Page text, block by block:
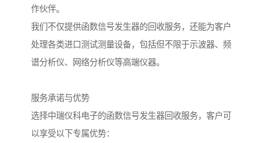
作伙伴。
我们不仅提供函数信号发生器的回收服务，还能为客户
处理各类进口测试测量设备，包括但不限于示波器、频
谱分析仪、网络分析仪等高端仪器。
服务承诺与优势
选择中瑞仪科电子的函数信号发生器回收服务，客户可
以享受以下专属优势：